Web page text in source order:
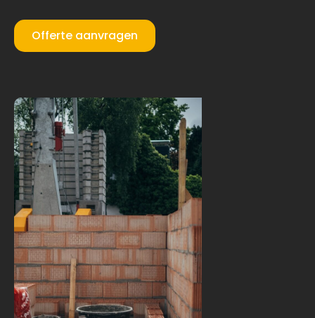
Offerte aanvragen